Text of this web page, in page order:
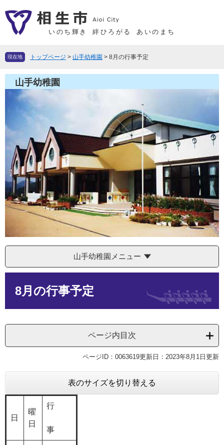
ー
先
す
ニ
を
し
文
へ
いのち輝き 絆ひろがる あいのまち
現在地 トップページ > 山手幼稚園 > 8月の行事予定
山手幼稚園
山手幼稚園メニュー
8月の行事予定
ページ内目次
ページID：0063619更新日：2023年8月1日更新
表のサイズを切り替える
日
曜
日
行
事